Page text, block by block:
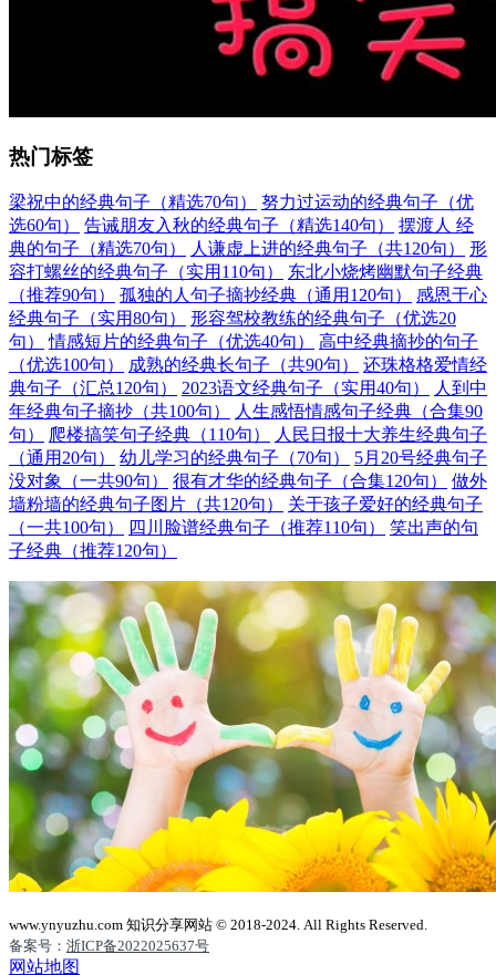
热门标签
梁祝中的经典句子（精选70句）
努力过运动的经典句子（优
选60句）
告诫朋友入秋的经典句子（精选140句）
摆渡人 经
典的句子（精选70句）
人谦虚上进的经典句子（共120句）
形
容打螺丝的经典句子（实用110句）
东北小烧烤幽默句子经典
（推荐90句）
孤独的人句子摘抄经典（通用120句）
感恩于心
经典句子（实用80句）
形容驾校教练的经典句子（优选20
句）
情感短片的经典句子（优选40句）
高中经典摘抄的句子
（优选100句）
成熟的经典长句子（共90句）
还珠格格爱情经
典句子（汇总120句）
2023语文经典句子（实用40句）
人到中
年经典句子摘抄（共100句）
人生感悟情感句子经典（合集90
句）
爬楼搞笑句子经典（110句）
人民日报十大养生经典句子
（通用20句）
幼儿学习的经典句子（70句）
5月20号经典句子
没对象（一共90句）
很有才华的经典句子（合集120句）
做外
墙粉墙的经典句子图片（共120句）
关于孩子爱好的经典句子
（一共100句）
四川脸谱经典句子（推荐110句）
笑出声的句
子经典（推荐120句）
www.ynyuzhu.com 知识分享网站 © 2018-2024. All Rights Reserved.
备案号： 浙ICP备2022025637号
网站地图